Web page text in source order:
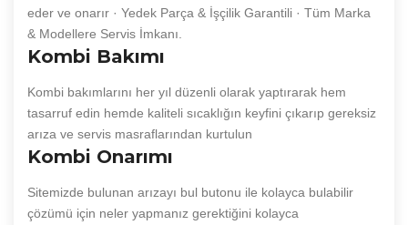
eder ve onarır · Yedek Parça & İşçilik Garantili · Tüm Marka
& Modellere Servis İmkanı.
Kombi Bakımı
Kombi bakımlarını her yıl düzenli olarak yaptırarak hem
tasarruf edin hemde kaliteli sıcaklığın keyfini çıkarıp gereksiz
arıza ve servis masraflarından kurtulun
Kombi Onarımı
Sitemizde bulunan arızayı bul butonu ile kolayca bulabilir
çözümü için neler yapmanız gerektiğini kolayca